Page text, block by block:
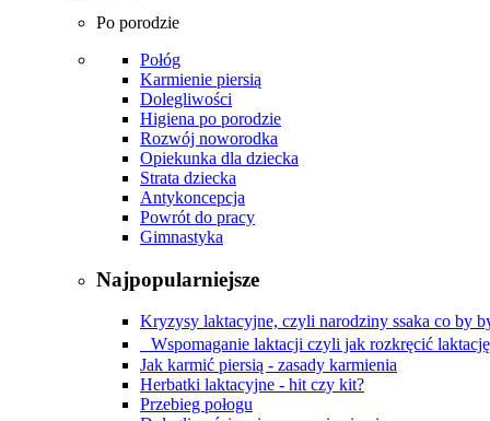
Po porodzie
Połóg
Karmienie piersią
Dolegliwości
Higiena po porodzie
Rozwój noworodka
Opiekunka dla dziecka
Strata dziecka
Antykoncepcja
Powrót do pracy
Gimnastyka
Najpopularniejsze
Kryzysy laktacyjne, czyli narodziny ssaka co by
Wspomaganie laktacji czyli jak rozkręcić
Jak karmić piersią - zasady karmienia
Herbatki laktacyjne - hit czy kit?
Przebieg połogu